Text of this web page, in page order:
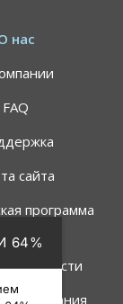
64%
нас
FAQ
сайта
программа